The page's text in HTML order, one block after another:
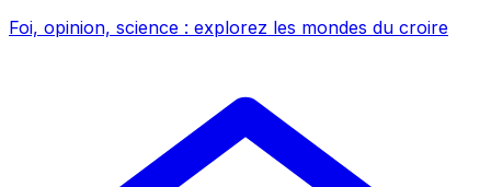
Foi, opinion, science : explorez les mondes du croire